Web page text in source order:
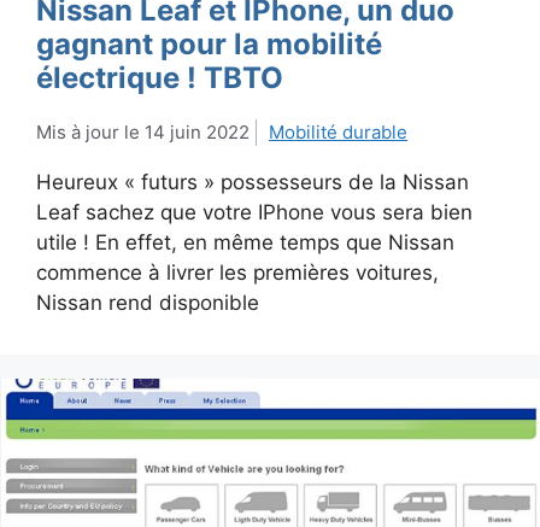
Nissan Leaf et IPhone, un duo
gagnant pour la mobilité
électrique ! TBTO
14 juin 2022 Mobilité durable
Heureux « futurs » possesseurs de la Nissan
Leaf sachez que votre IPhone vous sera bien
utile ! En effet, en même temps que Nissan
commence à livrer les premières voitures,
Nissan rend disponible